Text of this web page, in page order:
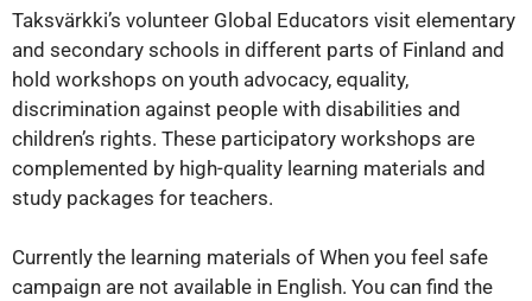
Taksvärkki’s volunteer Global Educators visit elementary
and secondary schools in different parts of Finland and
hold workshops on youth advocacy, equality,
discrimination against people with disabilities and
children’s rights. These participatory workshops are
complemented by high-quality learning materials and
study packages for teachers.
Currently the learning materials of When you feel safe
campaign are not available in English. You can find the